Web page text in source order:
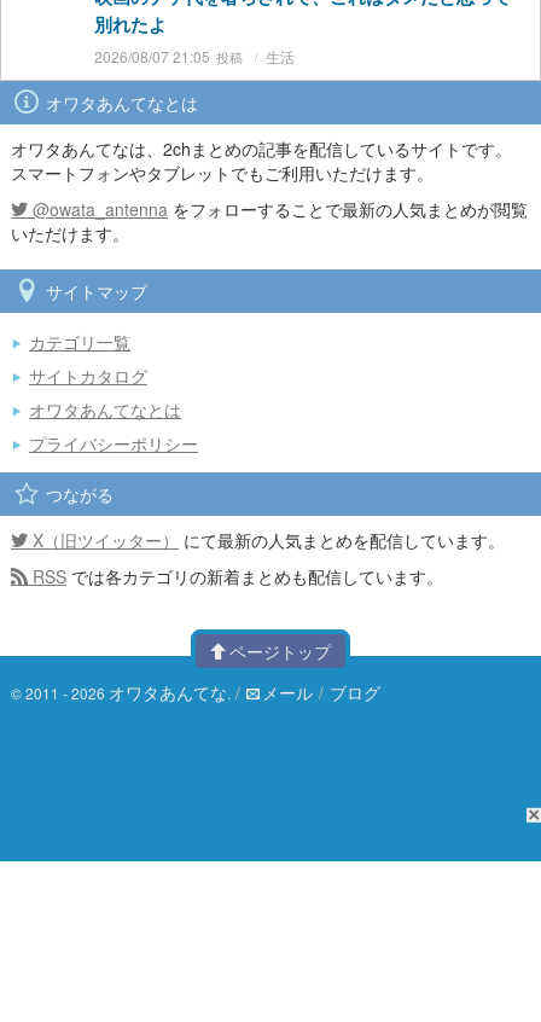
別れたよ
2026/08/07 21:05 生活
オワタあんてなとは
オワタあんてなは、2chまとめの記事を配信しているサイトです。
スマートフォンやタブレットでもご利用いただけます。
@owata_antenna をフォローすることで最新の人気まとめが閲覧
いただけます。
サイトマップ
カテゴリ一覧
サイトカタログ
オワタあんてなとは
プライバシーポリシー
つながる
X（旧ツイッター）
にて最新の人気まとめを配信しています。
RSS では各カテゴリの新着まとめも配信しています。
ページトップ
© 2011 - 2026 オワタあんてな. / メール / ブログ